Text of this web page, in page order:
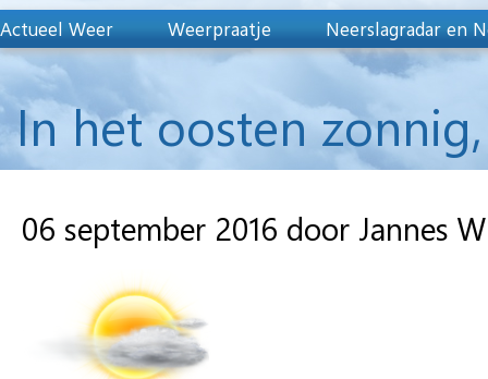
Actueel Weer Weerpraatje Neerslagradar en
In het oosten
06 september 2016 door Jannes